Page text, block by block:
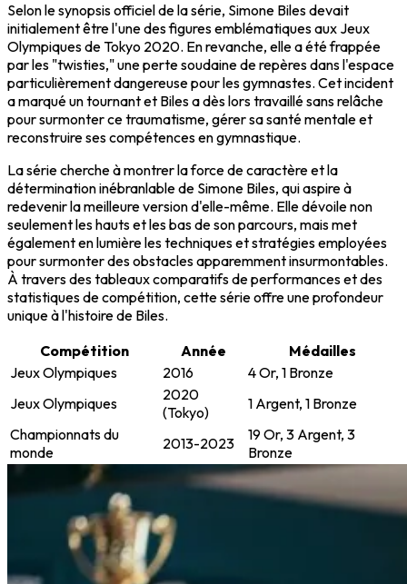
Selon le synopsis officiel de la série, Simone Biles devait
initialement être l'une des figures emblématiques aux Jeux
Olympiques de Tokyo 2020. En revanche, elle a été frappée
par les "twisties," une perte soudaine de repères dans l'espace
particulièrement dangereuse pour les gymnastes. Cet incident
a marqué un tournant et Biles a dès lors travaillé sans relâche
pour surmonter ce traumatisme, gérer sa santé mentale et
reconstruire ses compétences en gymnastique.
La série cherche à montrer la force de caractère et la
détermination inébranlable de Simone Biles, qui aspire à
redevenir la meilleure version d'elle-même. Elle dévoile non
seulement les hauts et les bas de son parcours, mais met
également en lumière les techniques et stratégies employées
pour surmonter des obstacles apparemment insurmontables.
À travers des tableaux comparatifs de performances et des
statistiques de compétition, cette série offre une profondeur
unique à l'histoire de Biles.
Compétition
Année
Médailles
Jeux Olympiques
2016
4 Or, 1 Bronze
Jeux Olympiques
2020
(Tokyo)
1 Argent, 1 Bronze
Championnats du
monde
2013-2023
19 Or, 3 Argent, 3
Bronze